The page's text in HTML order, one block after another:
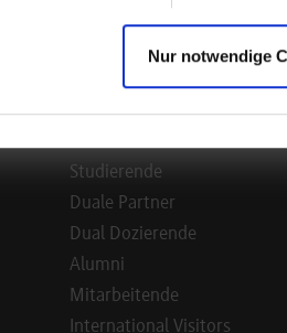
Nur notwendige
Studierende
Duale Partner
Dual Dozierende
Alumni
Mitarbeitende
International Visitors